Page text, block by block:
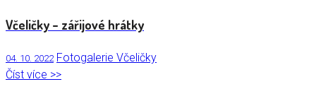
Včeličky – zářijové hrátky
04. 10. 2022 Fotogalerie Včeličky
Číst více >>